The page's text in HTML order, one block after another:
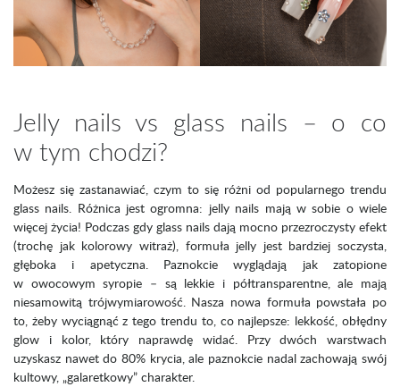
Jelly nails vs glass nails – o co
w tym chodzi?
Możesz się zastanawiać, czym to się różni od popularnego trendu
glass nails. Różnica jest ogromna: jelly nails mają w sobie o wiele
więcej życia! Podczas gdy glass nails dają mocno przezroczysty efekt
(trochę jak kolorowy witraż), formuła jelly jest bardziej soczysta,
głęboka i apetyczna. Paznokcie wyglądają jak zatopione
w owocowym syropie – są lekkie i półtransparentne, ale mają
niesamowitą trójwymiarowość. Nasza nowa formuła powstała po
to, żeby wyciągnąć z tego trendu to, co najlepsze: lekkość, obłędny
glow i kolor, który naprawdę widać. Przy dwóch warstwach
uzyskasz nawet do 80% krycia, ale paznokcie nadal zachowają swój
kultowy, „galaretkowy” charakter.